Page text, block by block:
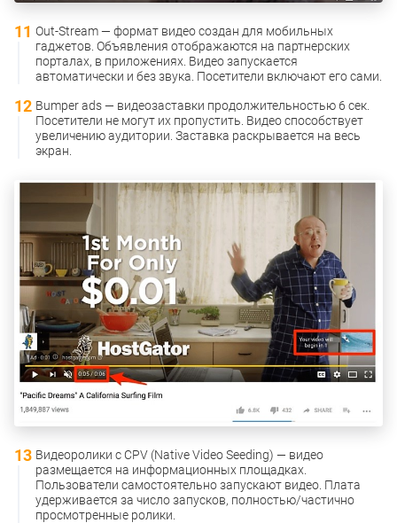
Out-Stream — формат видео создан для мобильных
гаджетов. Объявления отображаются на партнерских
порталах, в приложениях. Видео запускается
автоматически и без звука. Посетители включают его сами.
Bumper ads — видеозаставки продолжительностью 6 сек.
Посетители не могут их пропустить. Видео способствует
увеличению аудитории. Заставка раскрывается на весь
экран.
Видеоролики с CPV (Native Video Seeding) — видео
размещается на информационных площадках.
Пользователи самостоятельно запускают видео. Плата
удерживается за число запусков, полностью/частично
просмотренные ролики.